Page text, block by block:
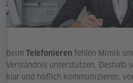
Beim Telefonieren fehlen Mimik
Verständnis unterstützen. Deshalb
klar und höflich kommunizieren,